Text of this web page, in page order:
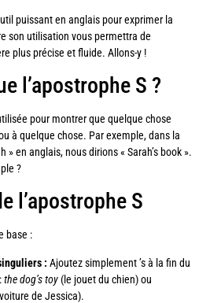
puissant en anglais pour exprimer la
son utilisation vous permettra de
plus précise et fluide. Allons-y !
l’apostrophe S ?
pour montrer que quelque chose
à quelque chose. Par exemple, dans la
» en anglais, nous dirions « Sarah’s book ».
?
l’apostrophe S
base :
: Ajoutez simplement ’s à la fin du
the dog’s toy(le jouet du chien) ou
de Jessica).